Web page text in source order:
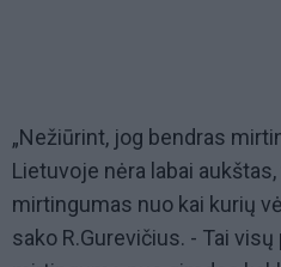
„Nežiūrint, jog bendras
Lietuvoje nėra labai
mirtingumas nuo kai kurių
sako R.Gurevičius. - Tai